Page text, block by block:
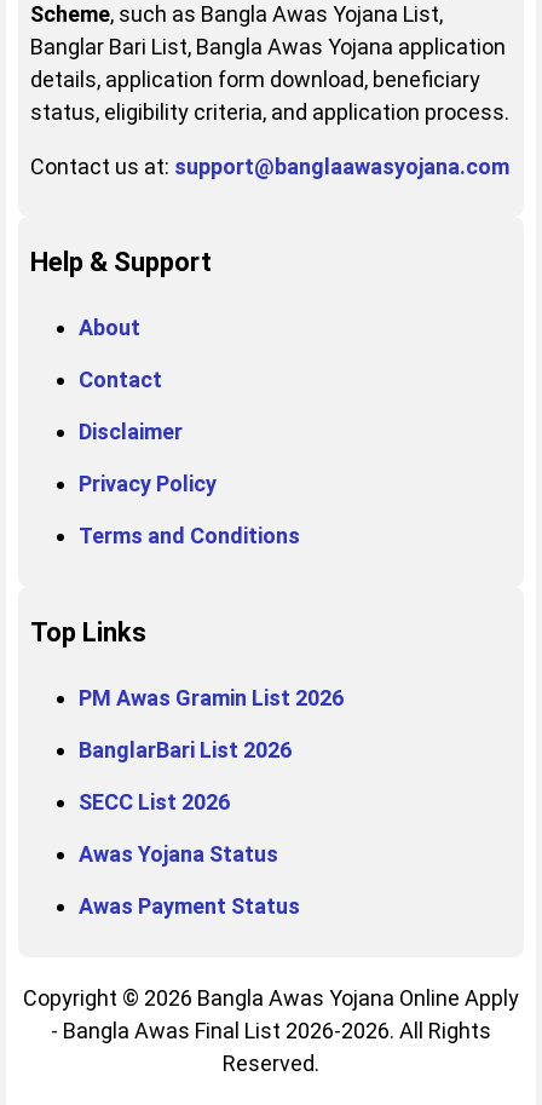
Scheme, such as Bangla Awas Yojana List,
Banglar Bari List, Bangla Awas Yojana application
details, application form download, beneficiary
status, eligibility criteria, and application process.
Contact us at: support@banglaawasyojana.com
Help & Support
About
Contact
Disclaimer
Privacy Policy
Terms and Conditions
Top Links
PM Awas Gramin List 2026
BanglarBari List 2026
SECC List 2026
Awas Yojana Status
Awas Payment Status
Copyright © 2026 Bangla Awas Yojana Online Apply
- Bangla Awas Final List 2026-2026. All Rights
Reserved.